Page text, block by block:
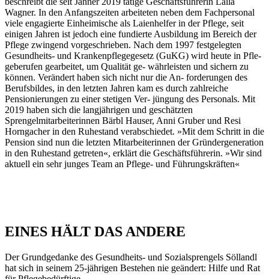
Wagner. In den Anfangszeiten arbeiteten neben dem Fachpersonal
viele engagierte Einheimische als Laienhelfer in der Pflege, seit
einigen Jahren ist jedoch eine fundierte Ausbildung im Bereich der
Pflege zwingend vorgeschrieben. Nach dem 1997 festgelegten
Gesundheits- und Krankenpflegegesetz (GuKG) wird heute in Pfle-
geberufen gearbeitet, um Qualität ge- währleisten und sichern zu
können. Verändert haben sich nicht nur die An- forderungen des
Berufsbildes, in den letzten Jahren kam es durch zahlreiche
Pensionierungen zu einer stetigen Ver- jüngung des Personals. Mit
2019 haben sich die langjährigen und geschätzten
Sprengelmitarbeiterinnen Bärbl Hauser, Anni Gruber und Resi
Horngacher in den Ruhestand verabschiedet. »Mit dem Schritt in die
Pension sind nun die letzten Mitarbeiterinnen der Gründergeneration
in den Ruhestand getreten«, erklärt die Geschäftsführerin. »Wir sind
aktuell ein sehr junges Team an Pflege- und Führungskräften«
EINES HÄLT DAS ANDERE
Der Grundgedanke des Gesundheits- und Sozialsprengels Söllandl
hat sich in seinem 25-jährigen Bestehen nie geändert: Hilfe und Rat